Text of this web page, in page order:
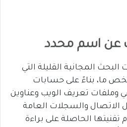
البحث المجانية القليلة التي
ما، بناءً على حسابات
وملفات تعريف الويب وعناوين
الاتصال والسجلات العامة
الحاصلة على براءة